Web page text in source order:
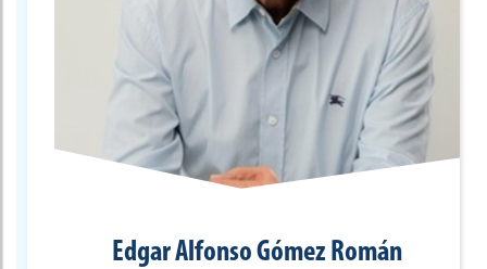
Edgar AlfonsoGómez Román